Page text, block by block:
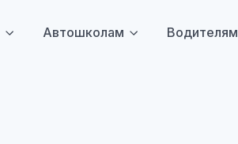
Автошколам Водителям